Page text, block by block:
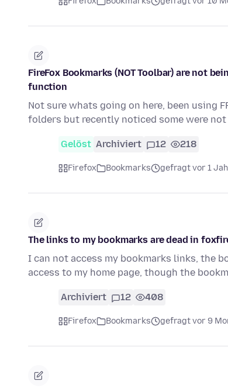
FireFox Bookmarks (NOT Toolbar) are not
function
Not sure whats going on here, been using
folders but recently noticed some were
Gelöst Archiviert 12 218
Firefox Bookmarks gefragt vor 1
The links to my bookmarks are dead in
I can not access my bookmarks links, the
access to my home page, though the
Archiviert 12 408
Firefox Bookmarks gefragt vor 9